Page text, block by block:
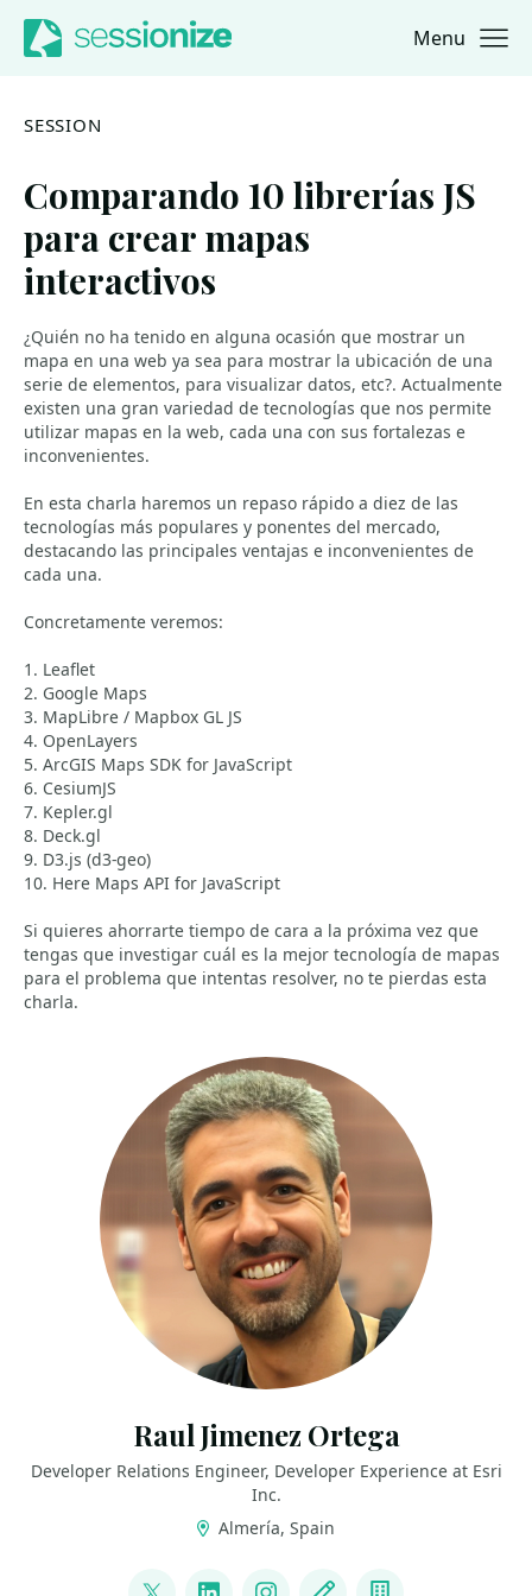
Jump to navigation
Jump to content Menu
SESSION
Comparando 10 librerías JS
para crear mapas
interactivos
¿Quién no ha tenido en alguna ocasión que mostrar un
mapa en una web ya sea para mostrar la ubicación de una
serie de elementos, para visualizar datos, etc?. Actualmente
existen una gran variedad de tecnologías que nos permite
utilizar mapas en la web, cada una con sus fortalezas e
inconvenientes.
En esta charla haremos un repaso rápido a diez de las
tecnologías más populares y ponentes del mercado,
destacando las principales ventajas e inconvenientes de
cada una.
Concretamente veremos:
1. Leaflet
2. Google Maps
3. MapLibre / Mapbox GL JS
4. OpenLayers
5. ArcGIS Maps SDK for JavaScript
6. CesiumJS
7. Kepler.gl
8. Deck.gl
9. D3.js (d3-geo)
10. Here Maps API for JavaScript
Si quieres ahorrarte tiempo de cara a la próxima vez que
tengas que investigar cuál es la mejor tecnología de mapas
para el problema que intentas resolver, no te pierdas esta
charla.
Raul Jimenez Ortega
Developer Relations Engineer, Developer Experience at Esri
Inc.
Almería, Spain